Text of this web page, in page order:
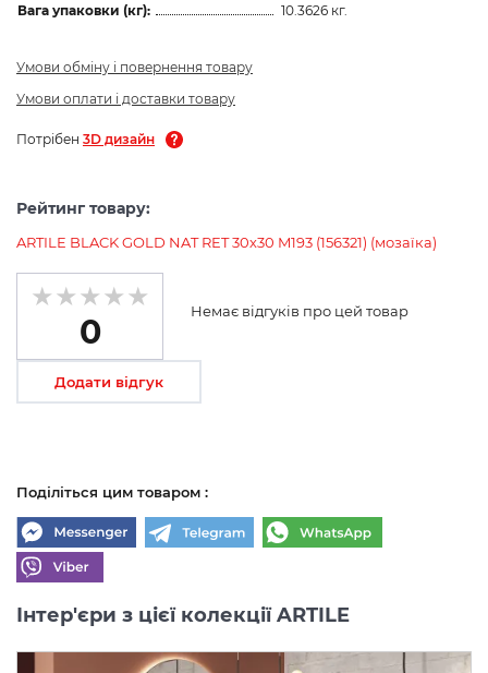
Вага упаковки (кг):
10.3626 кг.
Умови обміну і повернення товару
Умови оплати і доставки товару
Потрібен 3D дизайн
Рейтинг товару:
ARTILE BLACK GOLD NAT RET 30х30 M193 (156321) (мозаїка)
0
Немає відгуків про цей товар
Додати відгук
Поділіться цим товаром :
Інтер'єри з цієї колекції ARTILE